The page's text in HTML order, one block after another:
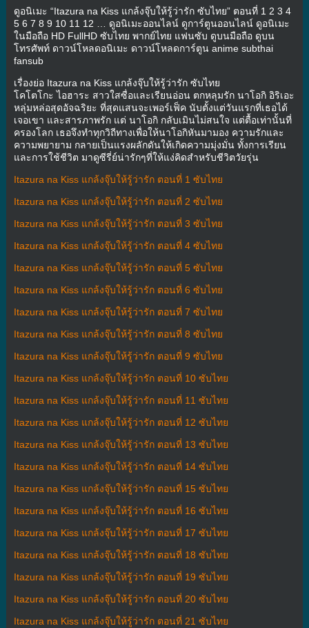
ดูอนิเมะ “Itazura na Kiss แกล้งจุ๊บให้รู้ว่ารัก ซับไทย” ตอนที่ 1 2 3 4
5 6 7 8 9 10 11 12 … ดูอนิเมะออนไลน์ ดูการ์ตูนออนไลน์ ดูอนิเมะ
ในมือถือ HD FullHD ซับไทย พากย์ไทย แฟนซับ ดูบนมือถือ ดูบน
โทรศัพท์ ดาวน์โหลดอนิเมะ ดาวน์โหลดการ์ตูน anime subthai
fansub
เรื่องย่อ Itazura na Kiss แกล้งจุ๊บให้รู้ว่ารัก ซับไทย
โคโตโกะ ไอฮาระ สาวใสซื่อและเรียนอ่อน ตกหลุมรัก นาโอกิ อิริเอะ
หลุ่มหล่อสุดอัจฉริยะ ที่สุดแสนจะเพอร์เฟ็ค นับตั้งแต่วันแรกที่เธอได้
เจอเขา และสารภาพรัก แต่ นาโอกิ กลับเมินไม่สนใจ แต่ตื้อเท่านั้นที่
ครองโลก เธอจึงทำทุกวิถีทางเพื่อให้นาโอกิหันมามอง ความรักและ
ความพยายาม กลายเป็นแรงผลักดันให้เกิดความมุ่งมั่น ทั้งการเรียน
และการใช้ชีวิต มาดูซีรี่ย์น่ารักๆที่ให้แง่คิดสำหรับชีวิตวัยรุ่น
Itazura na Kiss แกล้งจุ๊บให้รู้ว่ารัก ตอนที่ 1 ซับไทย
Itazura na Kiss แกล้งจุ๊บให้รู้ว่ารัก ตอนที่ 2 ซับไทย
Itazura na Kiss แกล้งจุ๊บให้รู้ว่ารัก ตอนที่ 3 ซับไทย
Itazura na Kiss แกล้งจุ๊บให้รู้ว่ารัก ตอนที่ 4 ซับไทย
Itazura na Kiss แกล้งจุ๊บให้รู้ว่ารัก ตอนที่ 5 ซับไทย
Itazura na Kiss แกล้งจุ๊บให้รู้ว่ารัก ตอนที่ 6 ซับไทย
Itazura na Kiss แกล้งจุ๊บให้รู้ว่ารัก ตอนที่ 7 ซับไทย
Itazura na Kiss แกล้งจุ๊บให้รู้ว่ารัก ตอนที่ 8 ซับไทย
Itazura na Kiss แกล้งจุ๊บให้รู้ว่ารัก ตอนที่ 9 ซับไทย
Itazura na Kiss แกล้งจุ๊บให้รู้ว่ารัก ตอนที่ 10 ซับไทย
Itazura na Kiss แกล้งจุ๊บให้รู้ว่ารัก ตอนที่ 11 ซับไทย
Itazura na Kiss แกล้งจุ๊บให้รู้ว่ารัก ตอนที่ 12 ซับไทย
Itazura na Kiss แกล้งจุ๊บให้รู้ว่ารัก ตอนที่ 13 ซับไทย
Itazura na Kiss แกล้งจุ๊บให้รู้ว่ารัก ตอนที่ 14 ซับไทย
Itazura na Kiss แกล้งจุ๊บให้รู้ว่ารัก ตอนที่ 15 ซับไทย
Itazura na Kiss แกล้งจุ๊บให้รู้ว่ารัก ตอนที่ 16 ซับไทย
Itazura na Kiss แกล้งจุ๊บให้รู้ว่ารัก ตอนที่ 17 ซับไทย
Itazura na Kiss แกล้งจุ๊บให้รู้ว่ารัก ตอนที่ 18 ซับไทย
Itazura na Kiss แกล้งจุ๊บให้รู้ว่ารัก ตอนที่ 19 ซับไทย
Itazura na Kiss แกล้งจุ๊บให้รู้ว่ารัก ตอนที่ 20 ซับไทย
Itazura na Kiss แกล้งจุ๊บให้รู้ว่ารัก ตอนที่ 21 ซับไทย